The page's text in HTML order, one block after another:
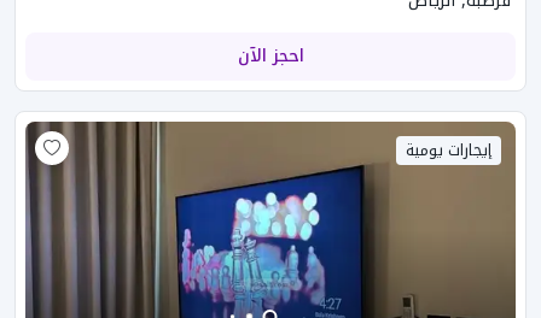
احجز الآن
إيجارات يومية